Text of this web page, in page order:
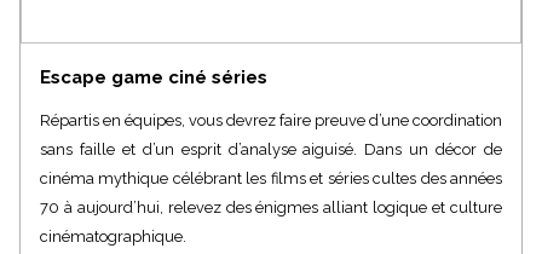
Escape game ciné séries
Répartis en équipes, vous devrez faire preuve d’une coordination
sans faille et d’un esprit d’analyse aiguisé. Dans un décor de
cinéma mythique célébrant les films et séries cultes des années
70 à aujourd’hui, relevez des énigmes alliant logique et culture
cinématographique.